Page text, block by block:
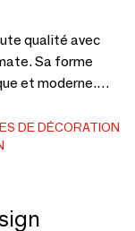
qualité avec
Sa forme
et moderne.
la surface lisse
DE DÉCORATION